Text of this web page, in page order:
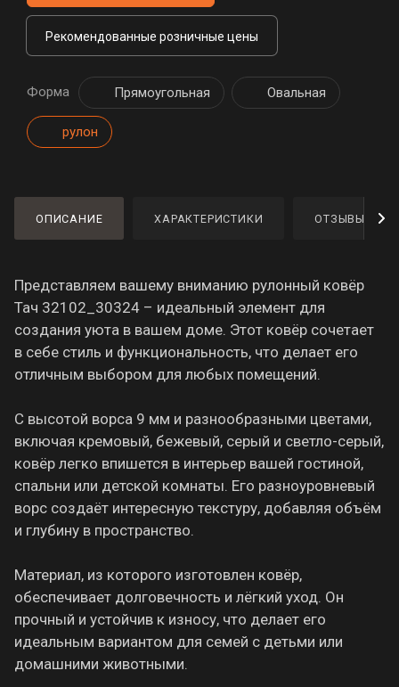
Рекомендованные розничные цены
Форма Прямоугольная Овальная
рулон
ОПИСАНИЕ ХАРАКТЕРИСТИКИ ОТЗЫВЫ
Представляем вашему вниманию рулонный ковёр
Тач 32102_30324 – идеальный элемент для
создания уюта в вашем доме. Этот ковёр сочетает
в себе стиль и функциональность, что делает его
отличным выбором для любых помещений.
С высотой ворса 9 мм и разнообразными цветами,
включая кремовый, бежевый, серый и светло-серый,
ковёр легко впишется в интерьер вашей гостиной,
спальни или детской комнаты. Его разноуровневый
ворс создаёт интересную текстуру, добавляя объём
и глубину в пространство.
Материал, из которого изготовлен ковёр,
обеспечивает долговечность и лёгкий уход. Он
прочный и устойчив к износу, что делает его
идеальным вариантом для семей с детьми или
домашними животными.